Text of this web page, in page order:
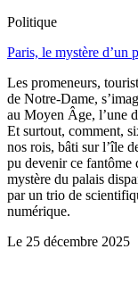
Politique
Paris, le mystère d’un
Les promeneurs,
de Notre-Dame,
au Moyen Âge, l’une
Et surtout, comment,
nos rois, bâti sur l’île
pu devenir ce fantôme
mystère du palais
par un trio de
numérique.
Le 25 décembre 2025